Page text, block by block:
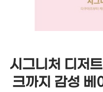
시그니처 디저
크까지 감성 베